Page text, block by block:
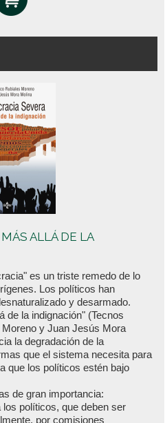
ALLÁ DE LA
es un triste remedo de lo
Los políticos han
y desarmado.
de la indignación" (Tecnos
y Juan Jesús Mora
la degradación de la
que el sistema necesita para
que los políticos estén bajo
de gran importancia:
políticos, que deben ser
por comisiones